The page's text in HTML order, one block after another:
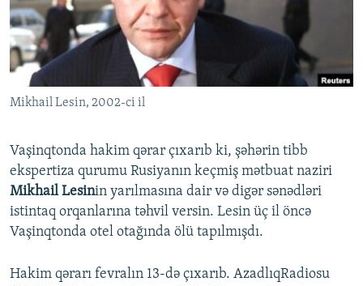
İNFOQRAFIKA
KARIKATURA
AZƏRBAYCAN ƏDƏBIYYATI KITABXANASI
İSLAM VƏ DEMOKRATIYA
İZ - MƏDƏNIYYƏT PROQRAMI
MISSIYAMIZ
PEŞƏ ETIKASI VƏ JURNALISTIKA STANDARTLARIMIZ
MATERIALLARIMIZDAN ISTIFADƏ
AZADLIQRADIOSU MOBIL TELEFONUNUZDA
XƏBƏR BÜLLETENLƏRIMIZ
BIZI IZLƏ
RFE/RL-in bütün saytları
Mikhail Lesin, 2002-ci il
Vaşinqtonda hakim qərar çıxarıb ki, şəhərin tibb
ekspertiza qurumu Rusiyanın keçmiş mətbuat naziri
Mikhail Lesinin yarılmasına dair və digər sənədləri
istintaq orqanlarına təhvil versin. Lesin üç il öncə
Vaşinqtonda otel otağında ölü tapılmışdı.
Hakim qərarı fevralın 13-də çıxarıb. AzadlıqRadiosu